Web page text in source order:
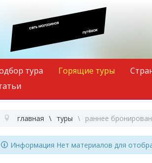
тура Горящие туры
главная туры раннее
Информация Нет материалов для